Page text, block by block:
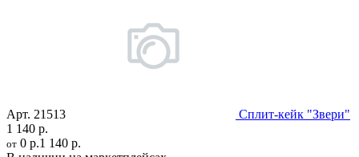
Арт. 21513
Сплит-кейк "Звери"
1 140 р.
от 0 р.1 140 р.